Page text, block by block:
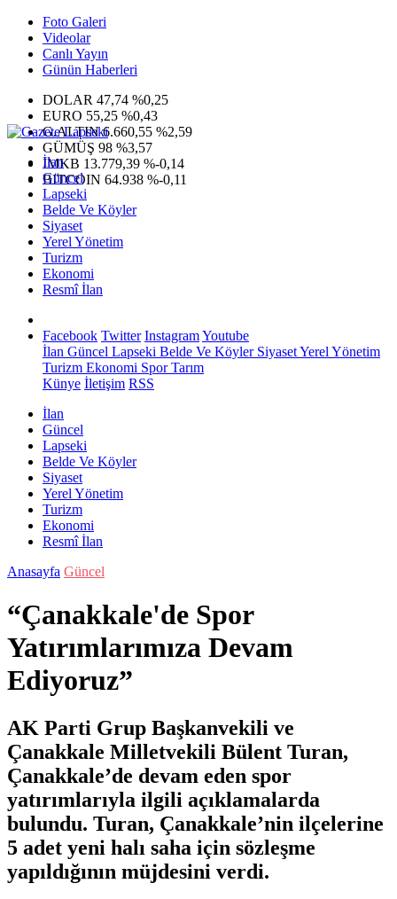
Foto Galeri
Videolar
Canlı Yayın
Günün Haberleri
DOLAR 47,74 %0,25
EURO 55,25 %0,43
G.ALTIN6.660,55 %2,59
GÜMÜŞ 98 %3,57
IMKB 13.779,39 %-0,14
BITCOIN 64.938 %-0,11
İlan
Güncel
Lapseki
Belde Ve Köyler
Siyaset
Yerel Yönetim
Turizm
Ekonomi
Resmî İlan
Facebook Twitter InstagramYoutube
İlan Güncel Lapseki Belde Ve KöylerSiyasetYerel Yönetim
Turizm Ekonomi SporTarım
Künye İletişim RSS
İlan
Güncel
Lapseki
Belde Ve Köyler
Siyaset
Yerel Yönetim
Turizm
Ekonomi
Resmî İlan
Anasayfa Güncel
“Çanakkale'de Spor
Yatırımlarımıza Devam
Ediyoruz”
AK Parti Grup Başkanvekili ve
Çanakkale Milletvekili Bülent Turan,
Çanakkale’de devam eden spor
yatırımlarıyla ilgili açıklamalarda
bulundu. Turan, Çanakkale’nin ilçelerine
5 adet yeni halı saha için sözleşme
yapıldığının müjdesini verdi.